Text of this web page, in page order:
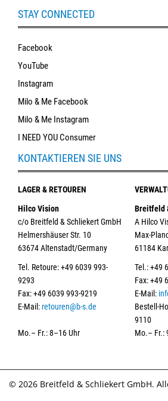
STAY CONNECTED
Facebook
YouTube
Instagram
Milo & Me Facebook
Milo & Me Instagram
I NEED YOU Consumer
KONTAKTIEREN SIE UNS
LAGER & RETOUREN
Hilco Vision
c/o Breitfeld & Schliekert GmbH
Helmershäuser Str. 10
63674 Altenstadt/Germany
Tel. Retoure: +49 6039 993-
9293
Fax: +49 6039 993-9219
E-Mail:retouren@b-s.de
Mo.– Fr.: 8–16 Uhr
Breitfeld
A Hilco
Max-
61184
Tel.: +49
Fax: +49
E-Mail:
Bestell-
9110
Mo.– Fr.:
© 2026 Breitfeld & Schliekert GmbH.